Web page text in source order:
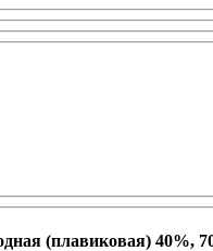
(плавиковая) 40%,